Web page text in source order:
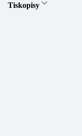
Tiskopisy